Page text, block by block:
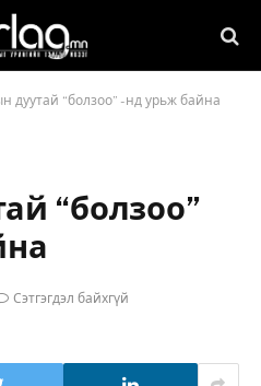
дуутай “болзоо” -нд урьж байна
“болзоо”
Сэтгэгдэл байхгүй